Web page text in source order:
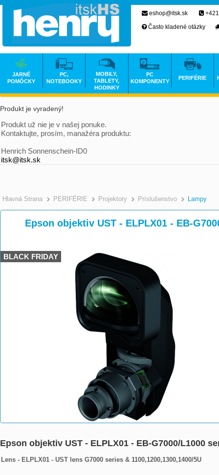
Produkt je vyradený!
Produkt už nie je v našej ponuke.
Kontaktujte, prosím, manažéra produktu:
Henrich Sonnenschein-ID0
itsk@itsk.sk
Hlavná Strana >
PERIFÉRIE >
Projektory >
Príslušenstvo Lampy
Epson objektiv UST - ELPLX01 - EB-
BLACK FRIDAY
Epson objektiv UST - ELPLX01 - EB-G7000/L1000
Lens - ELPLX01 - UST lens G7000 series & 1100,1200,1300,1400/5U
eshop@itsk.sk
Často kladené otázky
JARNÉ
POMÔCKY
PC,
NOTEBOOKY
MOBILY,
TABLETY,
HODINKY
PC
KOMPONENTY
PERIFÉRIE